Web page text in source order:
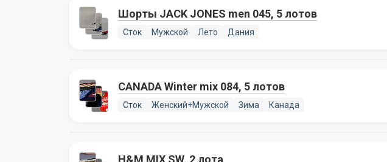
Шорты JACK JONES men 045, 5 лотов
Сток Мужской Лето Дания
CANADA Winter mix 084, 5 лотов
Сток Женский+Мужской Зима Канада
H&M MIX SW, 2 лота